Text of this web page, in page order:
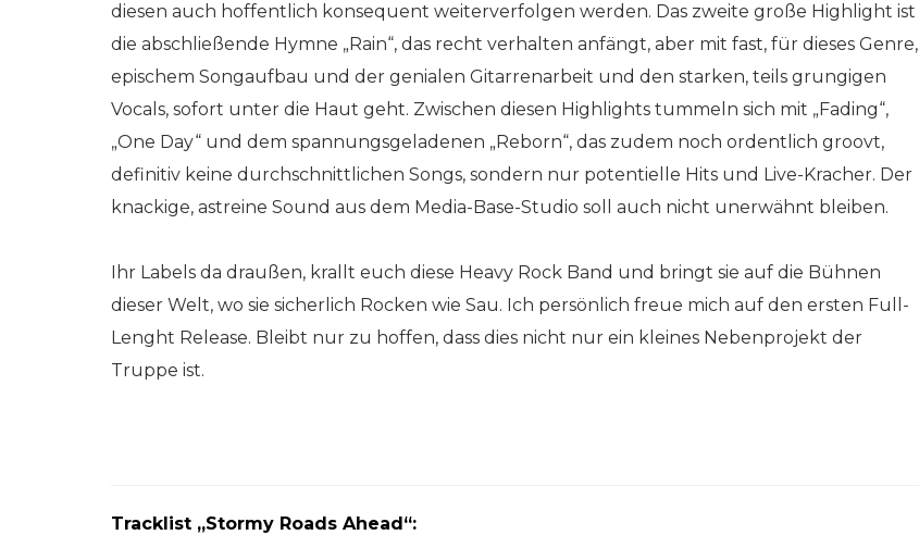
diesen auch hoffentlich konsequent weiterverfolgen werden. Das zweite große Highlight ist
die abschließende Hymne „Rain“, das recht verhalten anfängt, aber mit fast, für dieses Genre,
epischem Songaufbau und der genialen Gitarrenarbeit und den starken, teils grungigen
Vocals, sofort unter die Haut geht. Zwischen diesen Highlights tummeln sich mit „Fading“,
„One Day“ und dem spannungsgeladenen „Reborn“, das zudem noch ordentlich groovt,
definitiv keine durchschnittlichen Songs, sondern nur potentielle Hits und Live-Kracher. Der
knackige, astreine Sound aus dem Media-Base-Studio soll auch nicht unerwähnt bleiben.
Ihr Labels da draußen, krallt euch diese Heavy Rock Band und bringt sie auf die Bühnen
dieser Welt, wo sie sicherlich Rocken wie Sau. Ich persönlich freue mich auf den ersten Full-
Lenght Release. Bleibt nur zu hoffen, dass dies nicht nur ein kleines Nebenprojekt der
Truppe ist.
Tracklist „Stormy Roads Ahead“: